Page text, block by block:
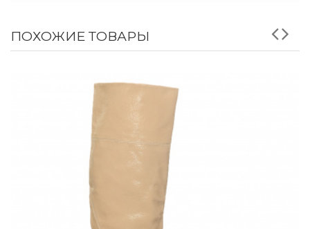
ПОХОЖИЕ ТОВАРЫ